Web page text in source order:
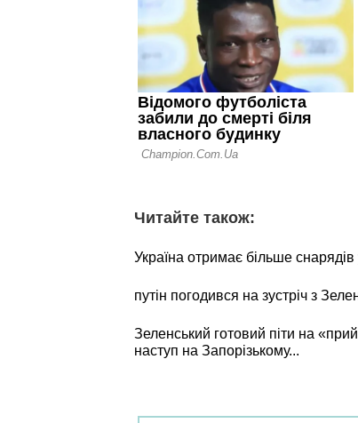
Читайте також:
Україна отримає більше снарядів
путін погодився на зустріч з
Зеленський готовий піти на
наступ на Запорізькому...